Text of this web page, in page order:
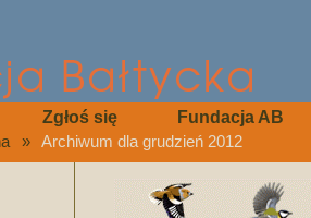
Zgłoś się Fundacja AB
» Archiwum dla grudzień 2012